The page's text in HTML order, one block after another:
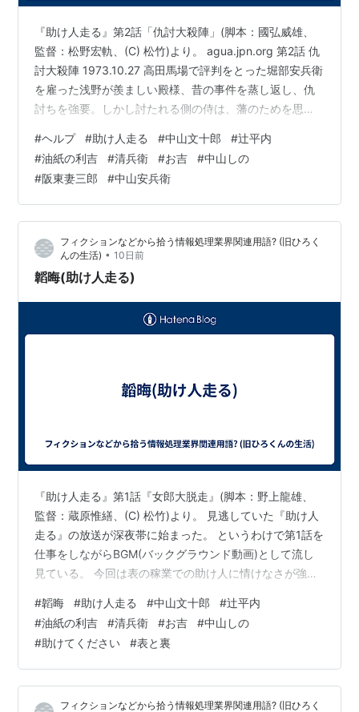
『助け人走る』第2話「仇討大殺陣」(脚本：國弘威雄、
監督：松野宏軌、(C) 松竹)より。 agua.jpn.org 第2話 仇
討大殺陣 1973.10.27 高田馬場で評判をとった堀部安兵衛
を雇った浅野が羨ましい殿様、昔の事件を蒸し返し、仇
討ちを強要。しかし討たれる側の侍は、藩のためを思い
と懇意の清兵衛は、自らが依頼者となりチームを動か
す。仙石原で行われる仇討ちには助太刀が15人も用意さ
れており、平内と文十郎最後にはへたへた、女も酒も要
らんとススキ原に沈むのであった。 ロケ地、文十郎が船
のもやいを切って流してしまう狩野川の渡し、嵐山公園
中州。仙…
#ヘルプ #助け人走る #中山文十郎 #辻平内
#油紙の利吉 #清兵衛 #お吉 #中山しの
#阪東妻三郎 #中山安兵衛
フィクションなどから拾う情報処理業界関連用語? (旧ひろく
んの生活) • 10日前
韜晦(助け人走る)
『助け人走る』第1話『女郎大脱走』(脚本：野上龍雄、
監督：蔵原惟繕、(C) 松竹)より。 見逃していた『助け人
走る』の放送が深夜帯に始まった。 というわけで第1話を
仕事をしながらBGM(バックグラウンド動画)として流し
見ている。 今回は表の稼業での助け人に情けなさが強調
り描かれている。便利なこのサイトから基本設定を引用
しよう。 agua.jpn.org 明治期を舞台とする佐賀潜の盗賊
もの小説「清兵衛流極意」を元ネタに持つ、必殺シリー
ズ中でも少し毛色の変わった作品。原作にある細かい掟
や清兵衛の人となりが生かされ、人助けを第一とする話
の数々が紡がれ…
#韜晦 #助け人走る #中山文十郎 #辻平内
#油紙の利吉 #清兵衛 #お吉 #中山しの
#助けてください #表と裏
フィクションなどから拾う情報処理業界関連用語? (旧ひろく